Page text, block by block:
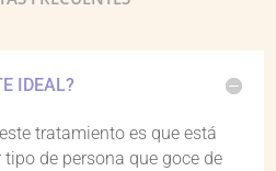
IDEAL?
tratamiento es que está
de persona que goce de